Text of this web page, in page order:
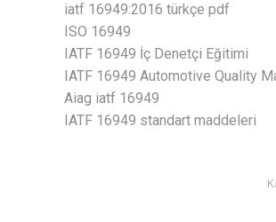
iatf 16949:2016 türkçe pdf
ISO 16949
IATF 16949 İç Denetçi Eğitimi
IATF 16949 Automotive Quality
Aiag iatf 16949
IATF 16949 standart maddeleri